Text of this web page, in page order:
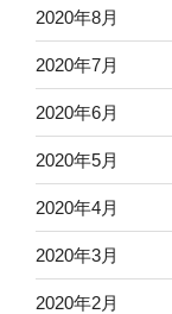
2020年8月
2020年7月
2020年6月
2020年5月
2020年4月
2020年3月
2020年2月